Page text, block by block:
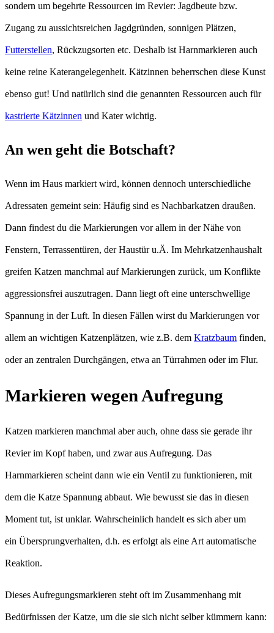
sondern um begehrte Ressourcen im Revier: Jagdbeute bzw.
Zugang zu aussichtsreichen Jagdgründen, sonnigen Plätzen,
Futterstellen, Rückzugsorten etc. Deshalb ist Harnmarkieren auch
keine reine Katerangelegenheit. Kätzinnen beherrschen diese Kunst
ebenso gut! Und natürlich sind die genannten Ressourcen auch für
kastrierte Kätzinnen und Kater wichtig.
An wen geht die Botschaft?
Wenn im Haus markiert wird, können dennoch unterschiedliche
Adressaten gemeint sein: Häufig sind es Nachbarkatzen draußen.
Dann findest du die Markierungen vor allem in der Nähe von
Fenstern, Terrassentüren, der Haustür u.Ä. Im Mehrkatzenhaushalt
greifen Katzen manchmal auf Markierungen zurück, um Konflikte
aggressionsfrei auszutragen. Dann liegt oft eine unterschwellige
Spannung in der Luft. In diesen Fällen wirst du Markierungen vor
allem an wichtigen Katzenplätzen, wie z.B. dem Kratzbaum finden,
oder an zentralen Durchgängen, etwa an Türrahmen oder im Flur.
Markieren wegen Aufregung
Katzen markieren manchmal aber auch, ohne dass sie gerade ihr
Revier im Kopf haben, und zwar aus Aufregung. Das
Harnmarkieren scheint dann wie ein Ventil zu funktionieren, mit
dem die Katze Spannung abbaut. Wie bewusst sie das in diesen
Moment tut, ist unklar. Wahrscheinlich handelt es sich aber um
ein Übersprungverhalten, d.h. es erfolgt als eine Art automatische
Reaktion.
Dieses Aufregungsmarkieren steht oft im Zusammenhang mit
Bedürfnissen der Katze, um die sie sich nicht selber kümmern kann: